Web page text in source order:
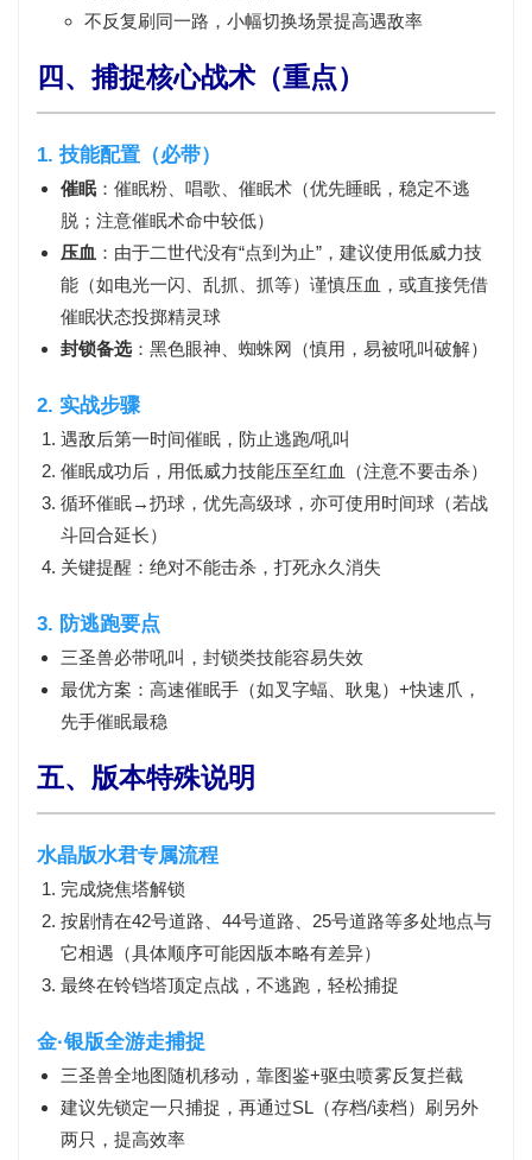
不反复刷同一路，小幅切换场景提高遇敌率
四、捕捉核心战术（重点）
1. 技能配置（必带）
催眠： 催眠粉 唱歌 催眠术 （优先睡眠，稳定不逃
脱；注意催眠术命中较低）
压血 ：由于二世代没有“点到为止”，建议使用低威力技
能 （如电光一闪、乱抓、抓等）谨慎压血，或直接凭借
催眠状态投掷精灵球
封锁备选： 黑色眼神 蜘蛛网 （慎用，易被吼叫破解）
2. 实战步骤
遇敌后第一时间催眠 ，防止逃跑/吼叫
催眠成功后，用低威力技能压至红血
（注意不要击杀）
循环催眠→扔球 ，优先高级球，亦可使用时间球（若战
斗回合延长）
关键提醒： 绝对不能击杀 ，打死永久消失
3. 防逃跑要点
三圣兽必带吼叫 ，封锁类技能容易失效
最优方案： 高速催眠手（如叉字蝠、耿鬼）+快速爪 ，
先手催眠最稳
五、版本特殊说明
水晶版水君专属流程
完成烧焦塔解锁
按剧情在42号道路 44号道路 25号道路等多处地点与
它相遇（具体顺序可能因版本略有差异）
最终在铃铛塔顶定点战， 不逃跑 ，轻松捕捉
金·银版全游走捕捉
三圣兽全地图随机移动，靠图鉴+驱虫喷雾反复拦截
建议先锁定一只捕捉，再通过SL（存档/读档） 刷另外
两只，提高效率